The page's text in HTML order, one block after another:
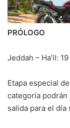
PRÓLOGO
Jeddah – Ha’il:
Etapa especial
categoría
salida para el día